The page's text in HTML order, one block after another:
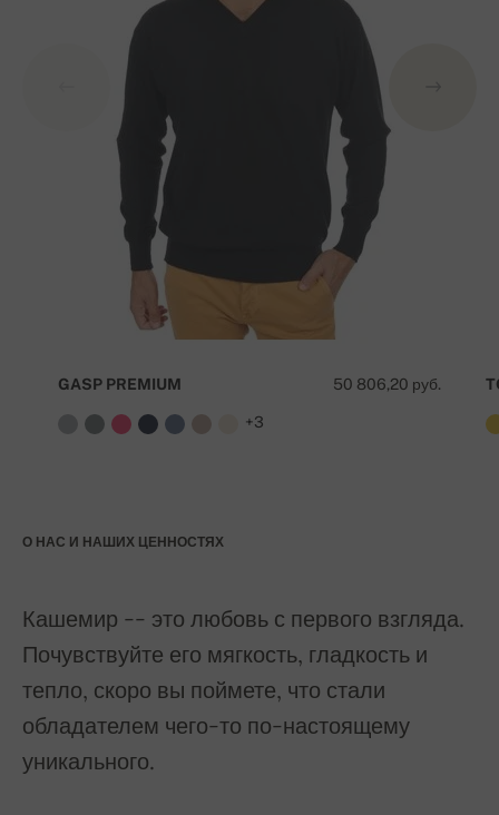
50 806,20 руб.
GASP PREMIUM
+3
О НАС И НАШИХ ЦЕННОСТЯХ
Кашемир -- это любовь с первого взгляда.
Почувствуйте его мягкость, гладкость и
тепло, скоро вы поймете, что стали
обладателем чего-то по-настоящему
уникального.